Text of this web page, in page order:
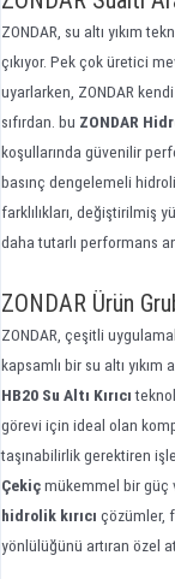
ZONDAR, su altı yıkım
çıkıyor. Pek çok üretici
uyarlarken, ZONDAR kendi
sıfırdan. bu ZONDAR
koşullarında güvenilir
basınç dengelemeli
farklılıkları, değiştirilmiş
daha tutarlı performans
ZONDAR Ürün
ZONDAR, çeşitli
kapsamlı bir su altı
HB20 Su Altı Kırıcı
görevi için ideal olan
taşınabilirlik gerektiren
Çekiçmükemmel bir güç
hidrolik kırıcı çözümler,
yönlülüğünü artıran özel